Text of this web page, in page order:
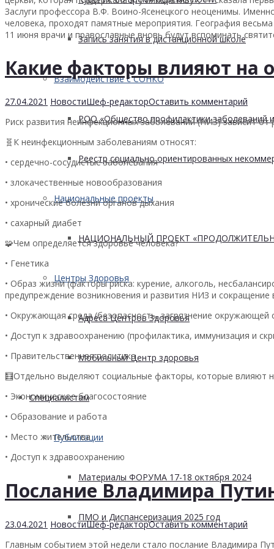
Запись занятия в дистанционной школе
Взаимодействие с СОНКО
РОО «Общество профилактики заболеваний
Реестр социально ориентированных
Национальные проекты
НАЦИОНАЛЬНЫЙ ПРОЕКТ
Центры Здоровья
Адреса Центров Здоровья
Мобильный Центр здоровья
Cпециалистам
Публикации
Материалы ФОРУМА 17-18 октября 2024
ПМО и Диспансеризация 2025 год
Заслуги профессора В.Ф. Воино-Ясенецкого неоценимы.
человека, проходят памятные мероприятия. География
11 июня врачи и православные вновь будут вспоминать
Какие факторы влияют на
27.04.2021 НовостиШеф-редакторОставить комментарий
Риск развития неинфекционных заболеваний (НИЗ) зависит
🧬К неинфекционным заболеваниям относят:
• сердечно-сосудистые заболевания
• злокачественные новообразования
• хронические болезни органов дыхания
• сахарный диабет
🧩Чем определяется здоровье человека?
• Генетика
• Образ жизни (факторы риска: курение, алкоголь,
предупреждение возникновения и развития НИЗ и сокращение
• Окружающая среда (безопасность, загрязнение окружающей
• Доступ к здравоохранению (профилактика, иммунизация и
• Правительственная политика
🧮Отдельно выделяют социальные факторы, которые влияют
• Экономическое благосостояние
• Образование и работа
• Место жительства
• Доступ к здравоохранению
Послание Владимира
23.04.2021 НовостиШеф-редакторОставить комментарий
Главным событием этой недели стало послание Владимира